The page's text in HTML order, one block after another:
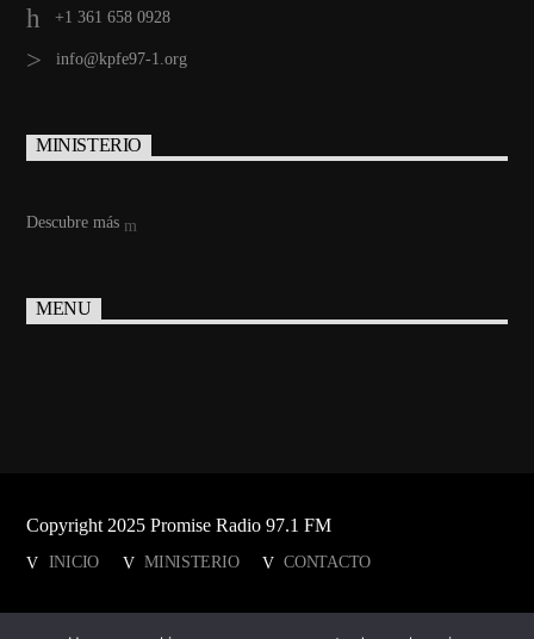
+1 361 658 0928
info@kpfe97-1.org
MINISTERIO
Descubre más
MENU
Copyright 2025 Promise Radio 97.1 FM
INICIO MINISTERIO CONTACTO